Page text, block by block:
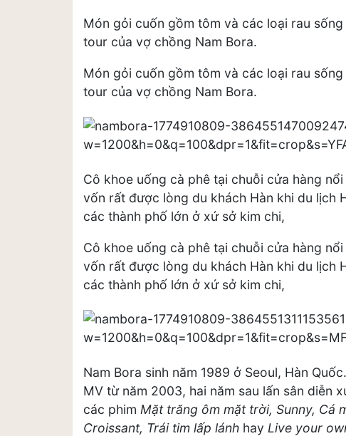
Món gỏi cuốn gồm tôm và các loại rau
tour của vợ chồng Nam Bora.
Món gỏi cuốn gồm tôm và các loại rau
tour của vợ chồng Nam Bora.
Cô khoe uống cà phê tại chuỗi cửa hàng
vốn rất được lòng du khách Hàn khi du lịch
các thành phố lớn ở xứ sở kim chi,
Cô khoe uống cà phê tại chuỗi cửa hàng
vốn rất được lòng du khách Hàn khi du lịch
các thành phố lớn ở xứ sở kim chi,
Nam Bora sinh năm 1989 ở Seoul, Hàn
MV từ năm 2003, hai năm sau lấn sân diễn
các phim Mặt trăng ôm mặt trời, Sunny, Cá
Croissant, Trái tim lấp lánh hay Live your